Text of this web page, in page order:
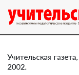
Учительская
2002.